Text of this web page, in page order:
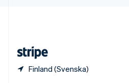
Finland (Svenska)